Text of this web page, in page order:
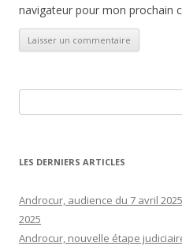
navigateur pour mon prochain
LES DERNIERS ARTICLES
Androcur, audience du 7 avril
2025
Androcur, nouvelle étape